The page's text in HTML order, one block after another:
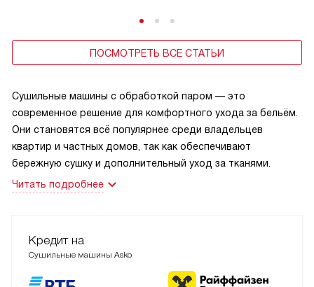
ПОСМОТРЕТЬ ВСЕ СТАТЬИ
Сушильные машины с обработкой паром — это
современное решение для комфортного ухода за бельём.
Они становятся всё популярнее среди владельцев
квартир и частных домов, так как обеспечивают
бережную сушку и дополнительный уход за тканями.
Читать подробнее
Кредит на
Сушильные машины Asko